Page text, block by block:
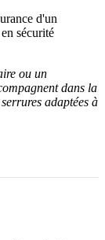
d'un
sécurité
ou un
dans la
adaptées à